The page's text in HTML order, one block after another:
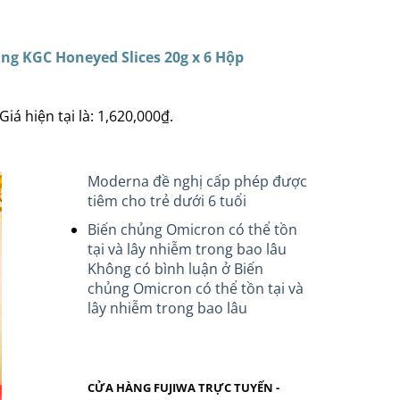
KGC Honeyed Slices 20g x 6 Hộp
hiện tại là: 1,620,000₫.
Moderna đề nghị cấp phép được
tiêm cho trẻ dưới 6 tuổi
Biến chủng Omicron có thể tồn
tại và lây nhiễm trong bao lâu
Không có bình luận ở Biến
chủng Omicron có thể tồn tại và
lây nhiễm trong bao lâu
CỬA HÀNG FUJIWA TRỰC TUYẾN -